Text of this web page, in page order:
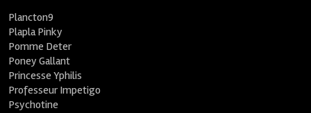
Plancton9
Plapla Pinky
Pomme Deter
Poney Gallant
Princesse Yphilis
Professeur Impetigo
Psychotine